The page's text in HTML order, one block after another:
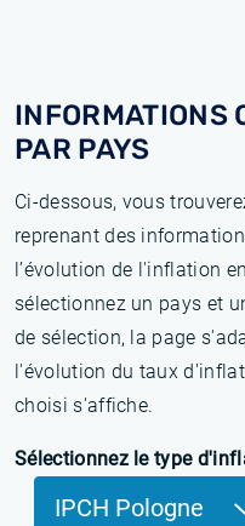
INFORMATIONS
PAR PAYS
Ci-dessous, vous
reprenant des
l’évolution de l'inflation
sélectionnez un pays et
de sélection, la page
l'évolution du taux
choisi s'affiche.
Sélectionnez le type
IPCH Pologne